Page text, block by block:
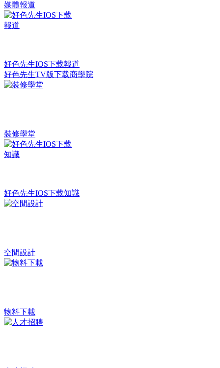
媒體報道
好色先生IOS下载報道
好色先生TV版下载商學院
裝修學堂
好色先生IOS下载知識
空間設計
物料下載